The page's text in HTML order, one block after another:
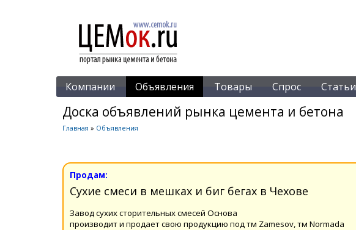
Компании Объявления Товары Спрос Статьи
Доска объявлений рынка цемента и бетона
Главная » Объявления
Продам:
Сухие смеси в мешках и биг бегах в Чехове
Завод сухих сторительных смесей Основа
производит и продает свою продукцию под тм Zamesov, тм Normada